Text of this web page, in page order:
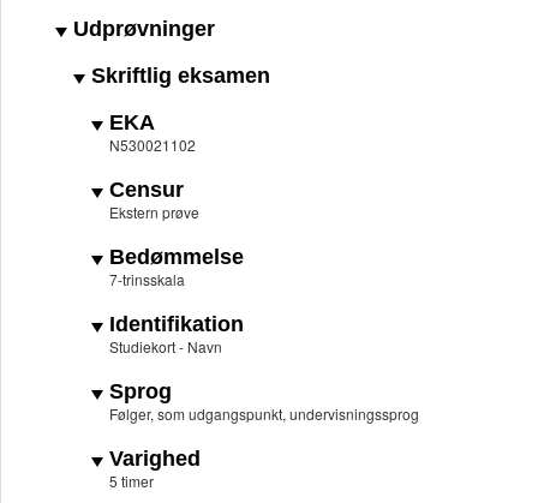
Udprøvninger
Skriftlig eksamen
EKA
N530021102
Censur
Ekstern prøve
Bedømmelse
7-trinsskala
Identifikation
Studiekort - Navn
Sprog
Følger, som udgangspunkt, undervisningssprog
Varighed
5 timer